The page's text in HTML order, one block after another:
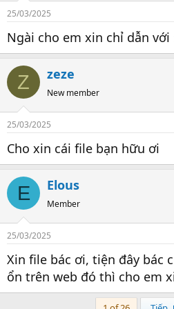
Kết luận: Anh em chịu khó đăng ký
xem nào.
Dưới đây là list các em t thấy ổn và
thấy ổn và có những em t đã
trang
25/03/2025
Ngài cho em xin chỉ dẫn với
Z zeze
New member
25/03/2025
Cho xin cái file bạn hữu ơi
E Elous
Member
25/03/2025
Xin file bác ơi, tiện đây bác
ổn trên web đó thì cho em